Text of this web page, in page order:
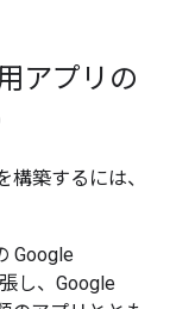
アプリの
築するには、
Google
し、Google